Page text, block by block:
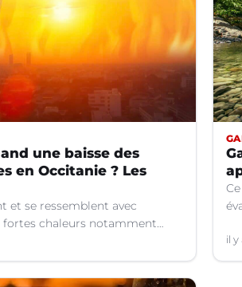
une baisse des
en Occitanie ? Les
et se ressemblent avec
chaleurs notamment
Jusqu’à quand ?
il y